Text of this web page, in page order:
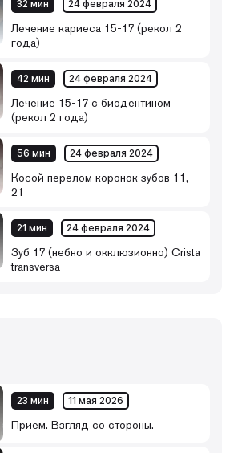
32 мин 24 февраля 2024
Лечение кариеса 15-17 (рекол 2
года)
42 мин 24 февраля 2024
Лечение 15-17 с биодентином
(рекол 2 года)
56 мин 24 февраля 2024
Косой перелом коронок зубов 11,
21
21 мин 24 февраля 2024
Зуб 17 (небно и окклюзионно) Crista
transversa
23 мин 11 мая 2026
Прием. Взгляд со стороны.